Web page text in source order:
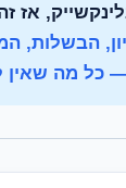
אז
הבשלות,
כל מה שאין